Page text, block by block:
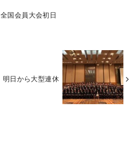
全国会員大会初日
明日から大型連休